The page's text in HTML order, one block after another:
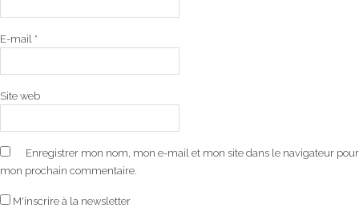
E-mail *
Site web
Enregistrer mon nom, mon e-mail et mon site dans le navigateur pour
mon prochain commentaire.
M'inscrire à la newsletter